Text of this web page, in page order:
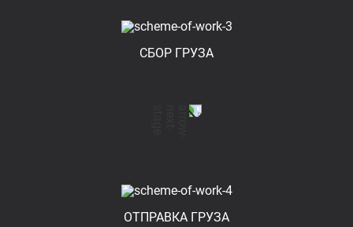
СБОР ГРУЗА
ОТПРАВКА ГРУЗА